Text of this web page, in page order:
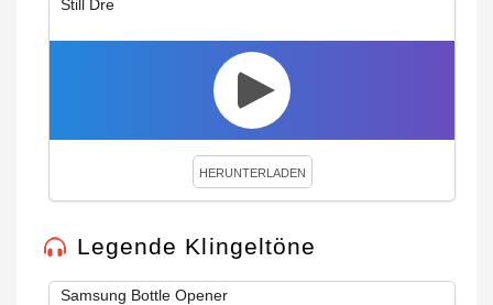
Still Dre
HERUNTERLADEN
Legende Klingeltöne
Samsung Bottle Opener